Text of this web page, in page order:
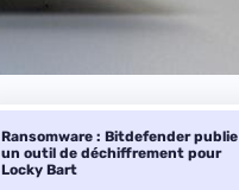
Ransomware : Bitdefender publie
un outil de déchiffrement pour
Locky Bart